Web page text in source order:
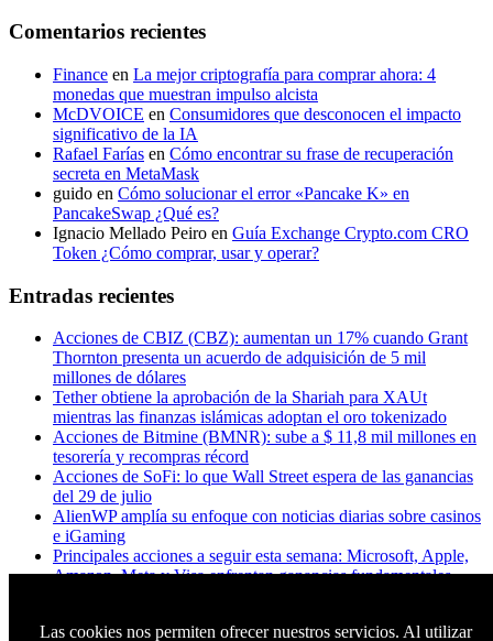
Comentarios recientes
Finance en La mejor criptografía para comprar ahora: 4
monedas que muestran impulso alcista
McDVOICE en Consumidores que desconocen el impacto
significativo de la IA
Rafael Farías en Cómo encontrar su frase de recuperación
secreta en MetaMask
guido en Cómo solucionar el error «Pancake K» en
PancakeSwap ¿Qué es?
Ignacio Mellado Peiro en Guía Exchange Crypto.com CRO
Token ¿Cómo comprar, usar y operar?
Entradas recientes
Acciones de CBIZ (CBZ): aumentan un 17% cuando Grant
Thornton presenta un acuerdo de adquisición de 5 mil
millones de dólares
Tether obtiene la aprobación de la Shariah para XAUt
mientras las finanzas islámicas adoptan el oro tokenizado
Acciones de Bitmine (BMNR): sube a $ 11,8 mil millones en
tesorería y recompras récord
Acciones de SoFi: lo que Wall Street espera de las ganancias
del 29 de julio
AlienWP amplía su enfoque con noticias diarias sobre casinos
e iGaming
Principales acciones a seguir esta semana: Microsoft, Apple,
Amazon, Meta y Visa enfrentan ganancias fundamentales
Apple quiere chips chinos. Micron dice que no. Trump tiene
Las cookies nos permiten ofrecer nuestros servicios. Al utilizar